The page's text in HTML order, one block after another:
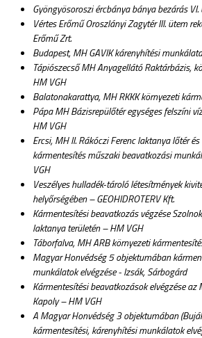
Gyöngyösoroszi ércbánya bánya bezárás
Vértes Erőmű Oroszlányi Zagytér III. ütem
Erőmű Zrt.
Budapest, MH GAVIK kárenyhítési
Tápiószecső MH Anyagellátó Raktárbázis,
HM VGH
Balatonakarattya, MH RKKK környezeti
Pápa MH Bázisrepülőtér egységes felszíni
HM VGH
Ercsi, MH II. Rákóczi Ferenc laktanya lőtér
kármentesítés műszaki beavatkozási
VGH
Veszélyes hulladék-tároló létesítmények
helyőrségében – GEOHIDROTERV Kft.
Kármentesítési beavatkozás végzése
laktanya területén – HM VGH
Táborfalva, MH ARB környezeti
Magyar Honvédség 5 objektumában
munkálatok elvégzése - Izsák, Sárbogárd
Kármentesítési beavatkozások elvégzése
Kapoly – HM VGH
A Magyar Honvédség 3 objektumában
kármentesítési, kárenyhítési munkálatok